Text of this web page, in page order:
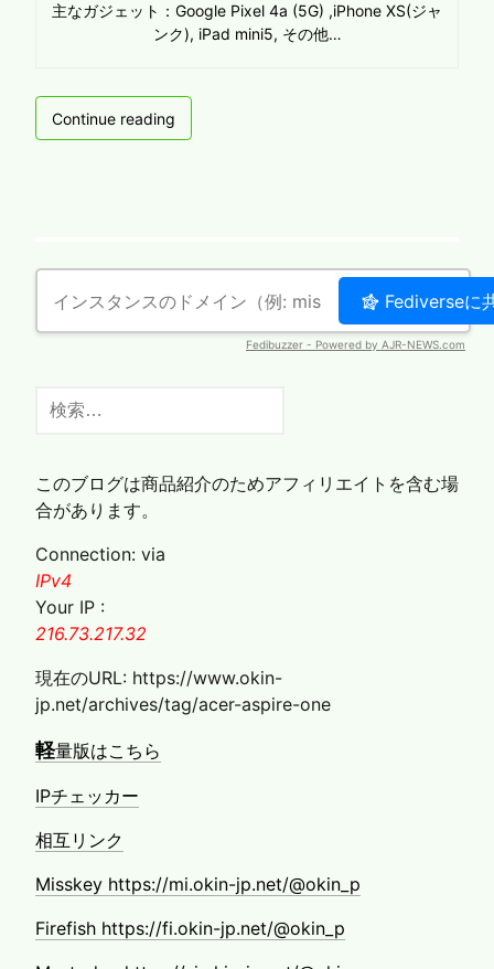
主なガジェット：Google Pixel 4a (5G) ,iPhone XS(ジャ
ンク), iPad mini5, その他…
Continue reading
Aspire
き
た！
&windowsTP
ト
索:
このブログは商品紹介のためアフィリエイトを含む場
合があります。
Connection: via
IPv4
Your IP :
216.73.217.32
現在のURL: https://www.okin-
jp.net/archives/tag/acer-aspire-one
軽量版はこちら
IPチェッカー
相互リンク
Misskey https://mi.okin-jp.net/@okin_p
Firefish https://fi.okin-jp.net/@okin_p